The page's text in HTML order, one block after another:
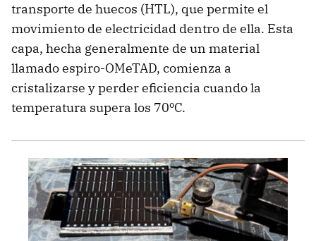
transporte de huecos (HTL), que permite el
movimiento de electricidad dentro de ella. Esta
capa, hecha generalmente de un material
llamado espiro-OMeTAD, comienza a
cristalizarse y perder eficiencia cuando la
temperatura supera los 70ºC.